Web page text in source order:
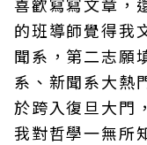
的班導師覺得我
聞系，第二志願
系、新聞系大熱
於跨入復旦大門
我對哲學一無所